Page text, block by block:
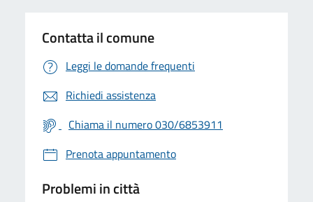
Contatta il comune
Leggi le domande frequenti
Richiedi assistenza
Chiama il numero 030/6853911
Prenota appuntamento
Problemi in città